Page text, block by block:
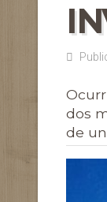
dos
de